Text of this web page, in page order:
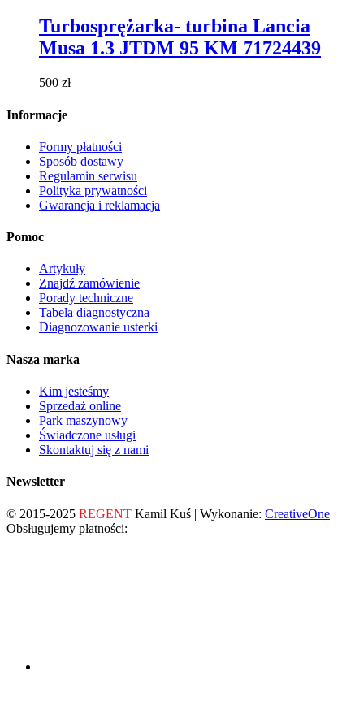
ma
wiele
wariantów.
Turbosprężarka- turbina Lancia
Musa 1.3 JTDM 95 KM 71724439
500 zł
Informacje
Formy płatności
Sposób dostawy
Regulamin serwisu
Polityka prywatności
Gwarancja i reklamacja
Pomoc
Artykuły
Znajdź zamówienie
Porady techniczne
Tabela diagnostyczna
Diagnozowanie usterki
Nasza marka
Kim jesteśmy
Sprzedaż online
Park maszynowy
Świadczone usługi
Skontaktuj się z nami
Newsletter
© 2015-2025 REGENT Kamil Kuś | Wykonanie: CreativeOne
Obsługujemy płatności: